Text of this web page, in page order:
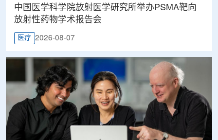
中国医学科学院放射医学研究所举办PSMA靶向
放射性药物学术报告会
医疗 2026-08-07